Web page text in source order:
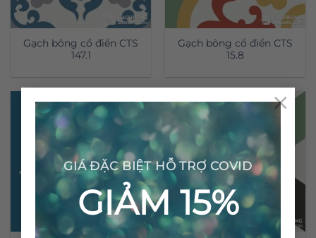
GIÁ ĐẶC BIỆT HỖ TRỢ COVID
GIẢM 15%
×
Gạch bông cổ điển CTS
147.1
Gạch bông cổ điển CTS
15.8